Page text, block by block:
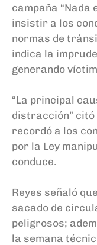
campaña “Nada
insistir a los
normas de
indica la
generando
“La principal
distracción”
recordó a los
por la Ley
conduce.
Reyes señaló
sacado de
peligrosos;
la semana